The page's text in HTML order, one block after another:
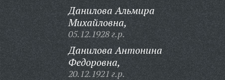
Данилова Альмира
Михайловна,
05.12.1928 г.р.
Данилова Антонина
Федоровна,
20.12.1921 г.р.